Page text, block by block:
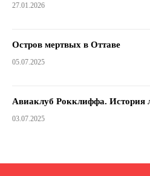
27.01.2026
Остров мертвых в Оттаве
05.07.2025
Авиаклуб Рокклиффа. История
03.07.2025